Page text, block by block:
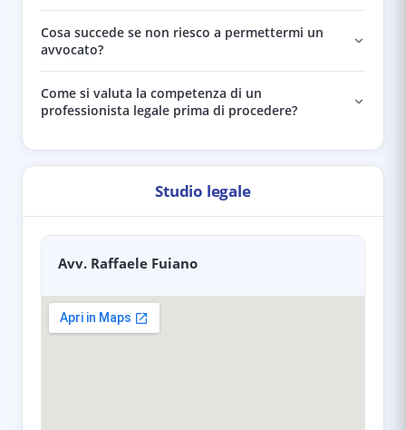
Cosa succede se non riesco a permettermi un
avvocato?
Come si valuta la competenza di un
professionista legale prima di procedere?
Studio legale
Avv. Raffaele Fuiano